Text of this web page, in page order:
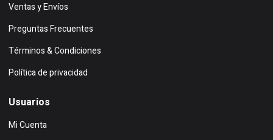
Ventas y Envíos
Preguntas Frecuentes
Términos & Condiciones
Política de privacidad
Usuarios
Mi Cuenta